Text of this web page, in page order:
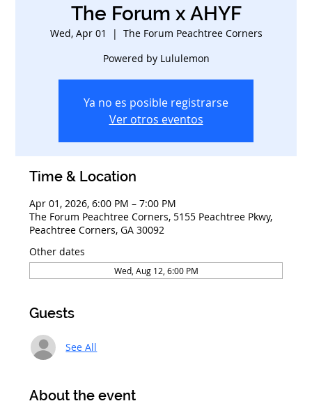
The Forum x AHYF
Wed, Apr 01
  |
The Forum Peachtree Corners
Powered by Lululemon
Ya no es posible registrarse
Ver otros eventos
Time & Location
Apr 01, 2026, 6:00 PM – 7:00 PM
The Forum Peachtree Corners, 5155 Peachtree Pkwy,
Peachtree Corners, GA 30092
Other dates
Wed, Aug 12, 6:00 PM
Guests
See All
About the event